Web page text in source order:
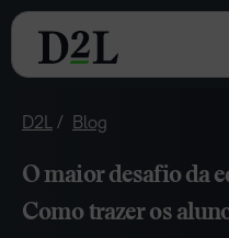
D2L Blog
O maior desafio da
Como trazer os